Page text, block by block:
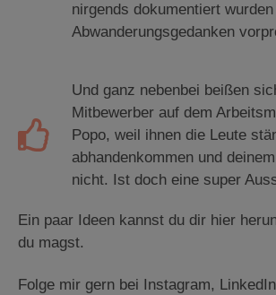
nirgends dokumentiert
Abwanderungsgedanken
Und ganz nebenbei beißen
Mitbewerber auf dem
Popo, weil ihnen die Leute
abhandenkommen und
nicht. Ist doch eine super
Ein paar Ideen kannst du dir hier
du magst.
Folge mir gern bei Instagram,